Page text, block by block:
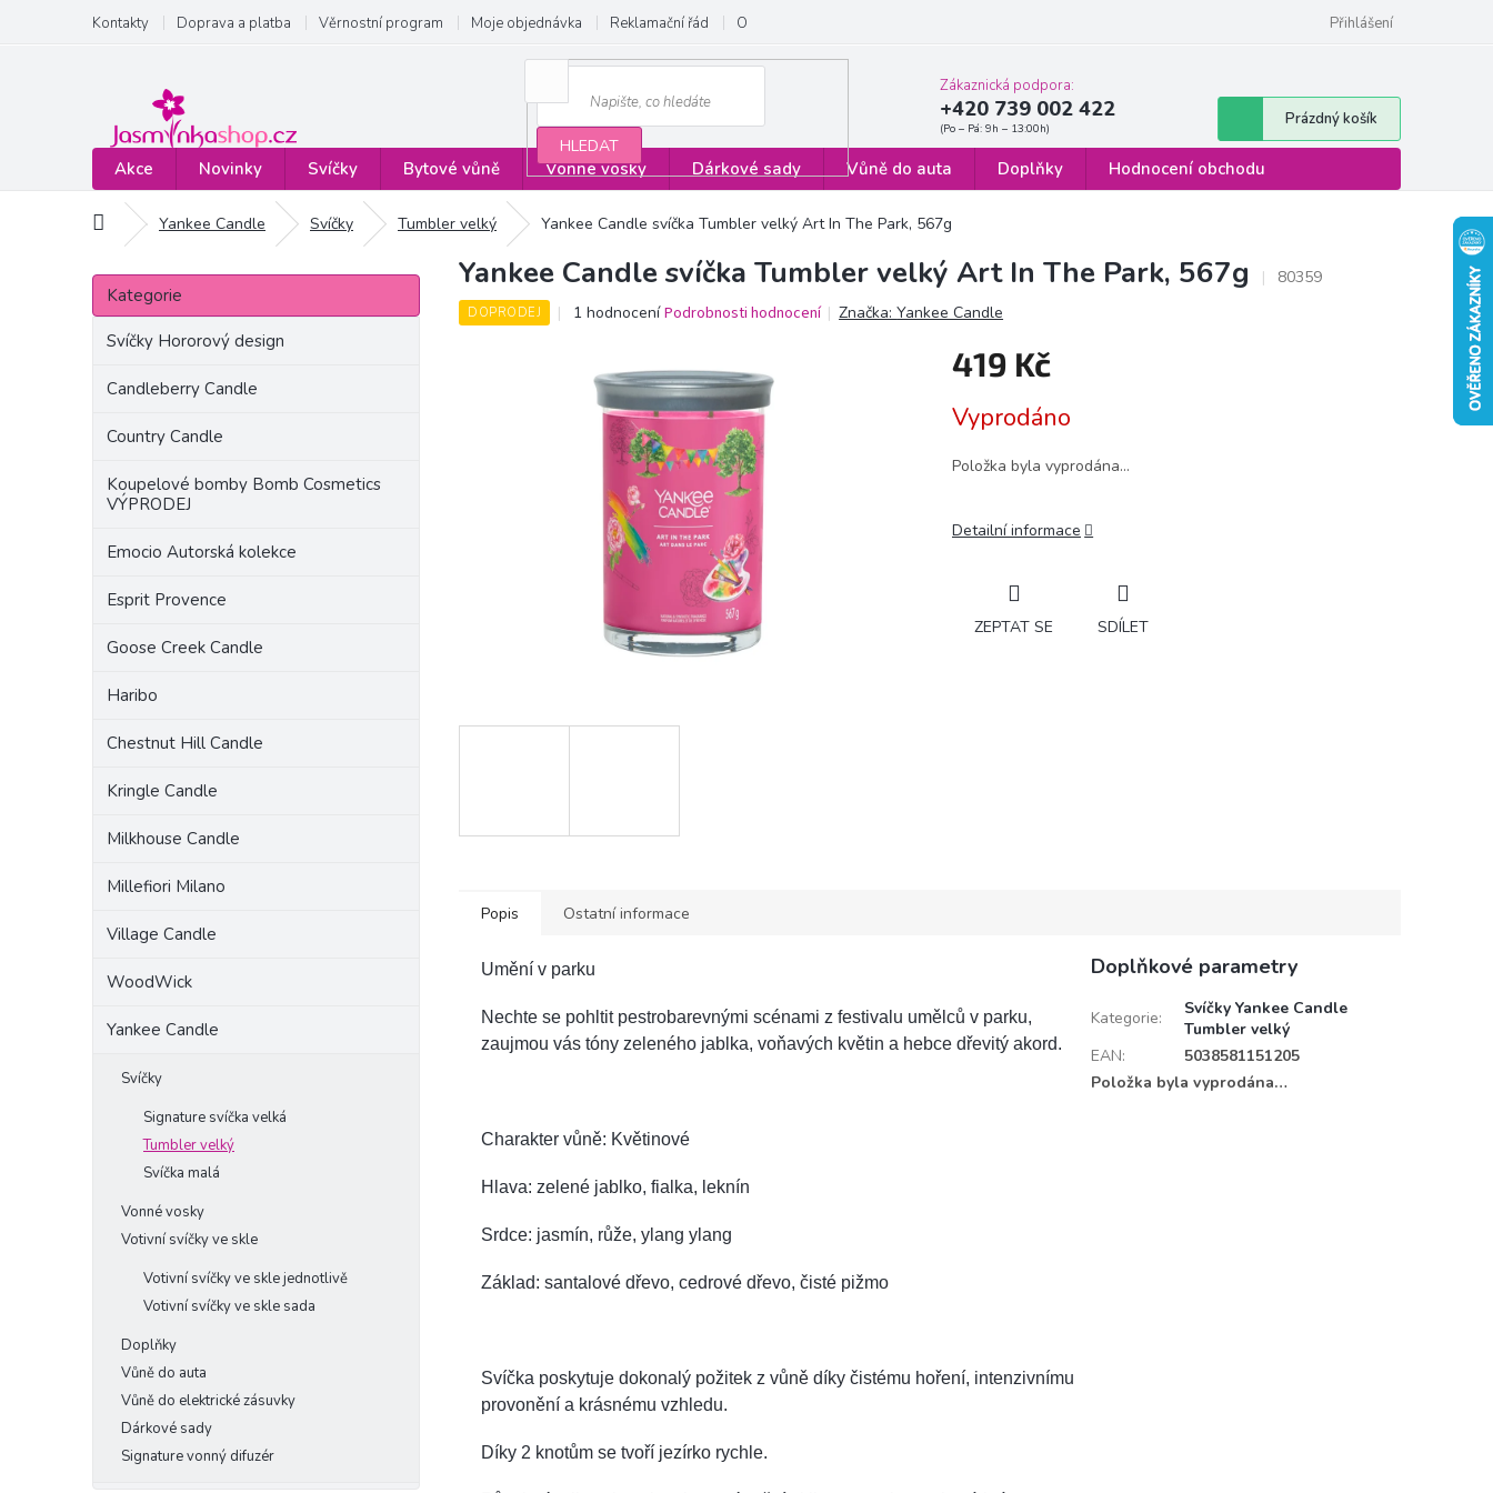
obsah
Kontakty Doprava a platba Věrnostní program Moje objednávka Reklamační řád Obchodní podmínky Formulář pro odstoupení od smlouvy
Přihlášení
HLEDAT
Zákaznická podpora:
+420 739 002 422
Nákupní
košík
Prázdný košík
Akce Novinky Svíčky Bytové vůně Vonné vosky Dárkové sady Vůně do auta Doplňky Hodnocení obchodu
Domů Yankee Candle Svíčky Tumbler velký Yankee Candle svíčka Tumbler velký Art In The Park, 567g
P
s
Přeskočit
kategorie
Kategorie
Svíčky Hororový design
Candleberry Candle
Country Candle
Koupelové bomby Bomb Cosmetics
VÝPRODEJ
Emocio Autorská kolekce
Esprit Provence
Goose Creek Candle
Haribo
Chestnut Hill Candle
Kringle Candle
Milkhouse Candle
Millefiori Milano
Village Candle
WoodWick
Yankee Candle
Svíčky
Signature svíčka velká
Tumbler velký
Svíčka malá
Vonné vosky
Votivní svíčky ve skle
Votivní svíčky ve skle jednotlivě
Votivní svíčky ve skle sada
Doplňky
Vůně do auta
Vůně do elektrické zásuvky
Dárkové sady
Signature vonný difuzér
Yankee Candle svíčka Tumbler velký Art In The Park, 567g 80359
DOPRODEJ
Průměrné
hvězdiček.
1 hodnocení Podrobnosti hodnocení Značka:Yankee Candle
419 Kč
cena:
Vyprodáno
Položka byla vyprodána…
Detailní informace
ZEPTAT SE SDÍLET
Popis Ostatní informace
Umění v parku
Nechte se pohltit pestrobarevnými scénami z festivalu umělců v parku,
zaujmou vás tóny zeleného jablka, voňavých květin a hebce dřevitý akord.
Charakter vůně: Květinové
Hlava: zelené jablko, fialka, leknín
Srdce: jasmín, růže, ylang ylang
Základ: santalové dřevo, cedrové dřevo, čisté pižmo
Svíčka poskytuje dokonalý požitek z vůně díky čistému hoření, intenzivnímu
provonění a krásnému vzhledu.
Díky 2 knotům se tvoří jezírko rychle.
Doplňkové parametry
Kategorie:
Svíčky Yankee Candle
Tumbler velký
EAN:
5038581151205
Položka byla vyprodána…